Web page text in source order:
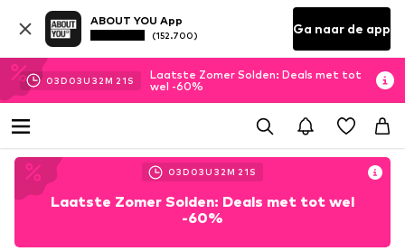
ABOUT YOU App
(152.700) Ga naar de app
03D 03U 32M 19 S
Laatste Zomer Solden: Deals met tot
wel -60%
03D 03U 32M 19 S
Laatste Zomer Solden: Deals met tot wel
-60%